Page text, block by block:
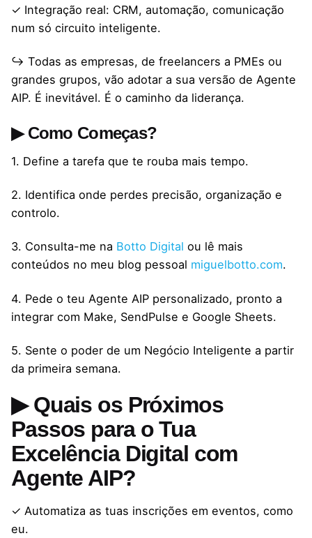
✓ Integração real: CRM, automação, comunicação
num só circuito inteligente.
↪ Todas as empresas, de freelancers a PMEs ou
grandes grupos, vão adotar a sua versão de Agente
AIP. É inevitável. É o caminho da liderança.
▶ Como Começas?
1. Define a tarefa que te rouba mais tempo.
2. Identifica onde perdes precisão, organização e
controlo.
3. Consulta-me na Botto Digital ou lê mais
conteúdos no meu blog pessoal miguelbotto.com.
4. Pede o teu Agente AIP personalizado, pronto a
integrar com Make, SendPulse e Google Sheets.
5. Sente o poder de um Negócio Inteligente a partir
da primeira semana.
▶ Quais os Próximos
Passos para o Tua
Excelência Digital com
Agente AIP?
✓ Automatiza as tuas inscrições em eventos, como
eu.